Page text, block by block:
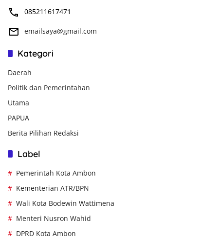
085211617471
emailsaya@gmail.com
Kategori
Daerah
Politik dan Pemerintahan
Utama
PAPUA
Berita Pilihan Redaksi
Label
Pemerintah Kota Ambon
Kementerian ATR/BPN
Wali Kota Bodewin Wattimena
Menteri Nusron Wahid
DPRD Kota Ambon